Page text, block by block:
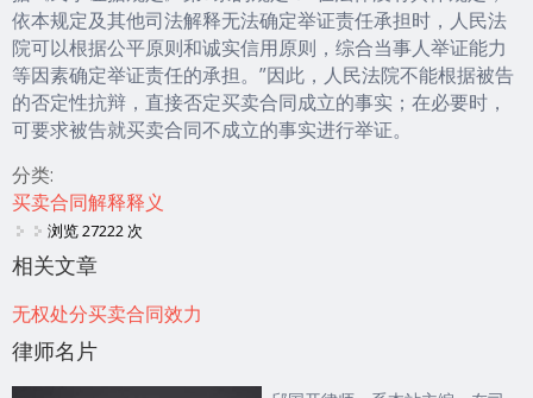
依本规定及其他司法解释无法确定举证责任承担时，人民法
院可以根据公平原则和诚实信用原则，综合当事人举证能力
等因素确定举证责任的承担。”因此，人民法院不能根据被告
的否定性抗辩，直接否定买卖合同成立的事实；在必要时，
可要求被告就买卖合同不成立的事实进行举证。
分类:
买卖合同解释释义
浏览 27222 次
相关文章
无权处分买卖合同效力
律师名片